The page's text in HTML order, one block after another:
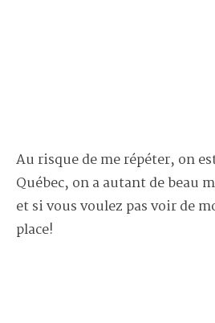
Au risque de me répéter, on
Québec, on a autant de beau
et si vous voulez pas voir de
place!